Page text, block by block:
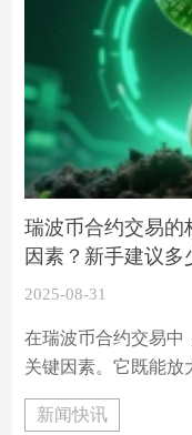
瑞波币合约交易的
因素？新手建议多
2025-08-31
在瑞波币合约交易中
关键因素。它既能放
结合自身实际情况综
分析如何合理选择
新闻快讯